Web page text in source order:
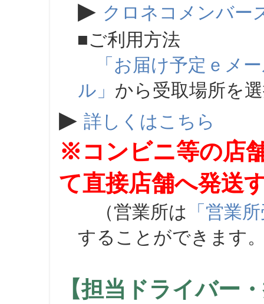
▶ クロネコメンバー
■ご利用方法
「お届け予定ｅメ
ル」 から受取場所を
▶ 詳しくはこちら
※コンビニ等の店
て直接店舗へ発送
（営業所は 「営業
することができます
【担当ドライバー